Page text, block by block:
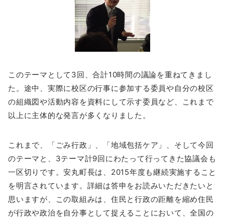
このテーマとして3回、合計10時間の議論を重ねてきまし
た。途中、実際に校区の行事に参加する委員や自分の校区
の組織図や活動内容を資料にして示す委員など、これまで
以上に主体的な発言が多くなりました。
これまで、「ごみ行政」、「地域包括ケア」、そして今回
のテーマと、3テーマ計9回にわたって行ってきた協議会も
一区切りです。安丸町長は、2015年度も継続実施すること
を明言されています。詳細は答申をお読みいただきたいと
思いますが、この取組みは、住民と行政の距離を縮め住民
が行政や政治を自分事として捉えることにおいて、全国の